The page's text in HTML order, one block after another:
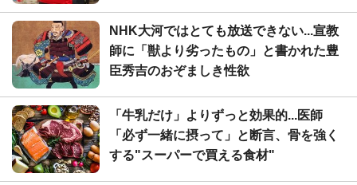
NHK大河ではとても放送できない...宣教
師に「獣より劣ったもの」と書かれた豊
臣秀吉のおぞましき性欲
「牛乳だけ」よりずっと効果的...医師
「必ず一緒に摂って」と断言、骨を強く
する"スーパーで買える食材"